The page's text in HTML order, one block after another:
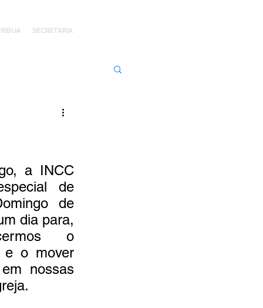
SECRETARIA
Kratz
Kingdom
Hope Day
a INCC
de
de
dia para,
o
e o mover
nossas